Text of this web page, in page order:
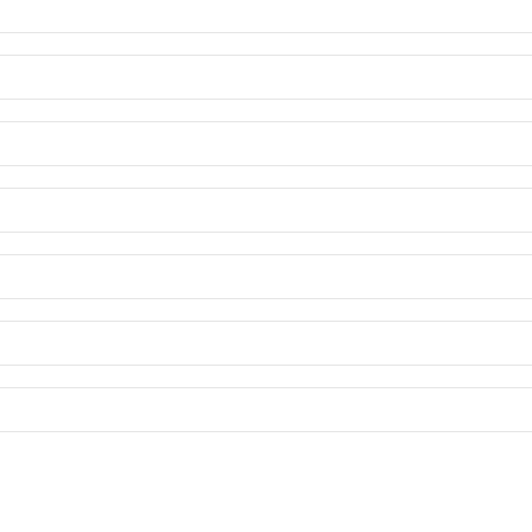
un bruciore e una sensazione dolorosa che
anche la mandibola e la gola.
delle secrezioni acide provenienti dallo stomaco (
da un colpo di tosse o quando si compiono sforzi fisici.
avanti comprimendo lo stomaco e se si va a letto dopo
la pirosi (bruciore di stomaco):
impedire al contenuto dello stomaco di risalire
alcoliche, caffè, ecc
i farmaci antinfiammatori non steroidei (FANS)
richiede esami specifici. Disturbi quali la sensazione di
sono elementi sufficienti affinché il medico possa
l'acidità e lo
è possibile ricorrere all'automedicazione
e i disturbi dovessero persistere, il medico valuterà se
così i disturbi del bruciore di stomaco.
efficacemente a ridurre la frequenza del manifestarsi
prodotti alimentari in generale favoriscano l'insorgere
Digestiva (SIGE).